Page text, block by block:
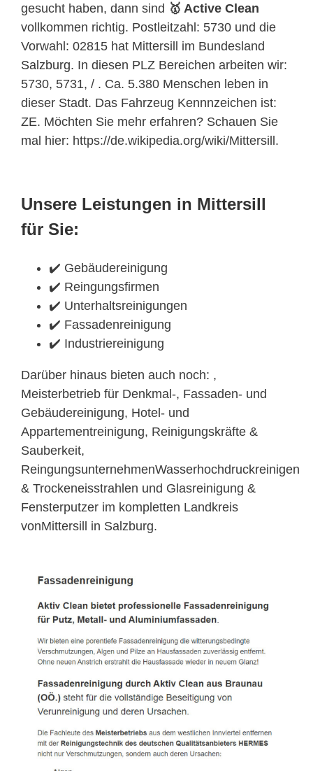
gesucht haben, dann sind 🥇 Active Clean
vollkommen richtig. Postleitzahl: 5730 und die
Vorwahl: 02815 hat Mittersill im Bundesland
Salzburg. In diesen PLZ Bereichen arbeiten wir:
5730, 5731, / . Ca. 5.380 Menschen leben in
dieser Stadt. Das Fahrzeug Kennnzeichen ist:
ZE. Möchten Sie mehr erfahren? Schauen Sie
mal hier: https://de.wikipedia.org/wiki/Mittersill.
Unsere Leistungen in Mittersill
für Sie:
✔️ Gebäudereinigung
✔️ Reingungsfirmen
✔️ Unterhaltsreinigungen
✔️ Fassadenreinigung
✔️ Industriereinigung
Darüber hinaus bieten auch noch: ,
Meisterbetrieb für Denkmal-, Fassaden- und
Gebäudereinigung, Hotel- und
Appartementreinigung, Reinigungskräfte &
Sauberkeit,
ReingungsunternehmenWasserhochdruckreinigen
& Trockeneisstrahlen und Glasreinigung &
Fensterputzer im kompletten Landkreis
vonMittersill in Salzburg.